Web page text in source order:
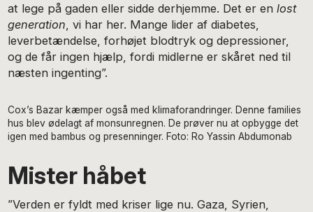
at lege på gaden eller sidde derhjemme. Det er enlost
generation , vi har her. Mange lider af diabetes,
leverbetændelse, forhøjet blodtryk og depressioner,
og de får ingen hjælp, fordi midlerne er skåret ned til
næsten ingenting”.
Cox’s Bazar kæmper også med klimaforandringer. Denne families
hus blev ødelagt af monsunregnen. De prøver nu at opbygge det
igen med bambus og presenninger. Foto: Ro Yassin Abdumonab
Mister håbet
”Verden er fyldt med kriser lige nu. Gaza, Syrien,